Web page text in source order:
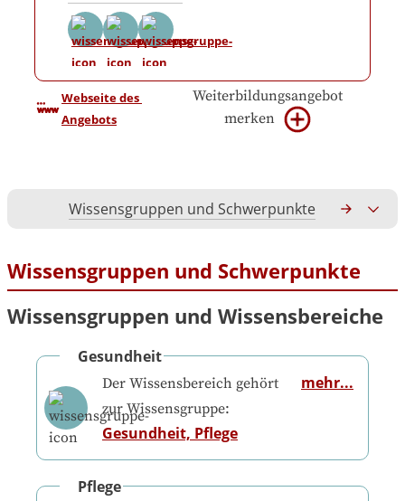
Webseite des
Angebots
Weiterbildungsangebot
merken
Wissensgruppen und Schwerpunkte
Wissensgruppen und Schwerpunkte
Wissensgruppen und Wissensbereiche
Gesundheit
Der Wissensbereich gehört
zur Wissensgruppe:
Gesundheit, Pflege
mehr...
Pflege